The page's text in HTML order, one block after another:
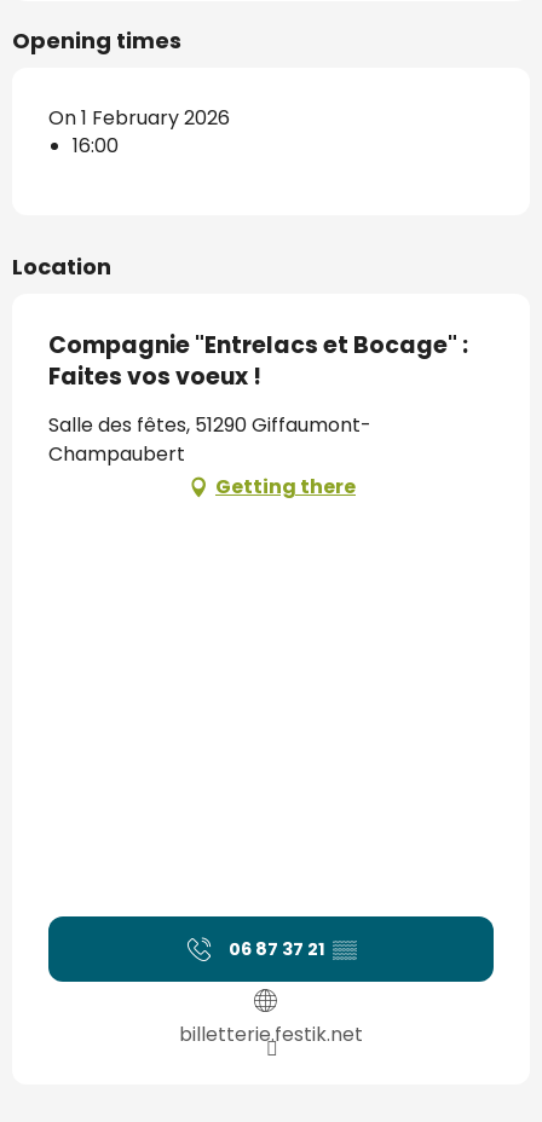
Opening times
On 1 February 2026
16:00
Location
Compagnie "Entrelacs et Bocage" :
Faites vos voeux !
Salle des fêtes, 51290 Giffaumont-
Champaubert
Getting there
06 87 37 21 ▒▒
billetterie.festik.net